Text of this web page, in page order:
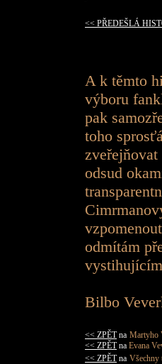
<< PŘEDEŠLÁ
A k těmto
výboru
pak
toho
odsud
odmítám
Bilbo
<< ZPĚTna Martyho
<< ZPĚTna Evana
<< ZPĚTna Všechny